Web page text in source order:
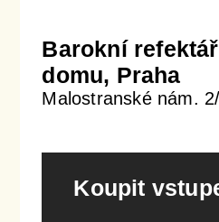
Správní a dozorčí
Historie
Jiří Bělohlávek —
Orchestrální akademie
Podporují nás
Finanční dar
ISMFA Prague
Talent Prahy 5
Koncerty pro školy
Barokní
domu, Praha
Malostranské nám.
Koupit